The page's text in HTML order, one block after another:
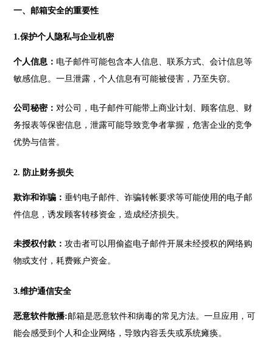
一、邮箱安全的重要性
1.保护个人隐私与企业机密
个人信息： 电子邮件可能包含本人信息、联系方式、会计信息等
敏感信息。一旦泄露，个人信息有可能被侵害，乃至失窃。
公司秘密：对公司，电子邮件可能带上商业计划、顾客信息、财
务报表等保密信息，泄露可能导致竞争者掌握，危害企业的竞争
优势与信誉。
2. 防止财务损失
欺诈和诈骗：垂钓电子邮件、诈骗转帐要求等可能使用的电子邮
件信息，诱发顾客转移资金，造成经济损失。
未授权付款：攻击者可以用偷盗电子邮件开展未经授权的网络购
物或支付，耗费账户资金。
3.维护通信安全
恶意软件散播:邮箱是恶意软件和病毒的常见方法。一旦应用，可
能会感受到个人和企业网络，导致内容丢失或系统瘫痪。